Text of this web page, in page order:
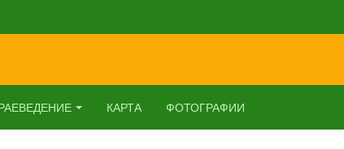
КАРТА ФОТОГРАФИИ